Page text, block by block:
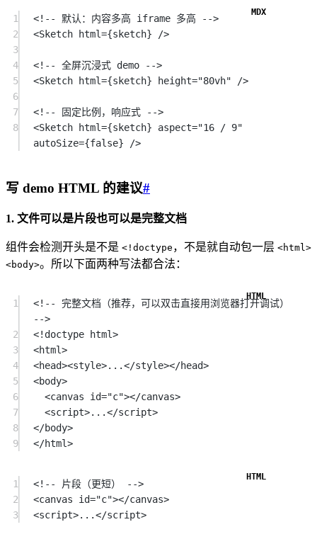
1 <!-- 默认：内容多高 iframe 多高
-->
2
<Sketch html={sketch} />
3
4
<!-- 全屏沉浸式 demo
-->
5
<Sketch html={sketch} height="80vh" />
6
7
<!-- 固定比例，响应式
-->
8
<Sketch html={sketch} aspect="16 / 9"
autoSize={false} />
写 demo HTML 的建议#
1. 文件可以是片段也可以是完整文档
组件会检测开头是不是 <!doctype ，不是就自动包一层 <html>
<body>。所以下面两种写法都合法：
1
<!-- 完整文档（推荐，可以双击直接用浏览器打开调试）
-->
2
<! doctype html>
3
<html>
4
<head><style>.. .</style></head>
5
<body>
6
<canvas id="c"></canvas>
7
<script>.. .</script>
8
</body>
9
</html>
1
<!-- 片段（更短） -->
2
<canvas id="c"></canvas>
3
<script>...</script>